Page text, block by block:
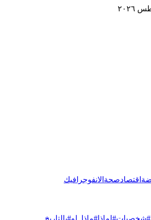
اقتصادصحة الانفوجرافيك
#شخصيات#لماذا #ماذا_لو#بالتاريخ